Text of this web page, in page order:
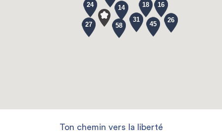
16
26
58
14
45
18
24
31
27
Ton chemin vers la liberté